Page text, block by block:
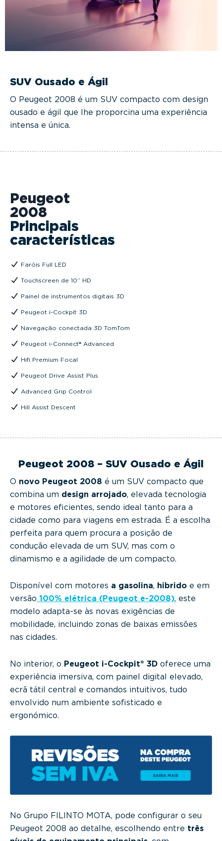
SUV Ousado e Ágil
O Peugeot 2008 é um SUV compacto com design
ousado e ágil que lhe proporcina uma experiência
intensa e única.
Peugeot
2008
Principais
características
Faróis Full LED
Touchscreen de 10’’ HD
Painel de instrumentos digitais 3D
Peugeot i-Cockpit 3D
Navegação conectada 3D TomTom
Peugeot i-Connect® Advanced
Hifi Premium Focal
Peugeot Drive Assist Plus
Advanced Grip Control
Hill Assist Descent
Peugeot 2008 – SUV Ousado e Ágil
O novo Peugeot 2008 é um SUV compacto que
combina um design arrojado, elevada tecnologia
e motores eficientes, sendo ideal tanto para a
cidade como para viagens em estrada. É a escolha
perfeita para quem procura a posição de
condução elevada de um SUV, mas com o
dinamismo e a agilidade de um compacto.
Disponível com motores a gasolina, hibrido e em
versão 100% elétrica (Peugeot e-2008), este
modelo adapta-se às novas exigências de
mobilidade, incluindo zonas de baixas emissões
nas cidades.
No interior, o Peugeot i-Cockpit® 3D oferece uma
experiência imersiva, com painel digital elevado,
ecrã tátil central e comandos intuitivos, tudo
envolvido num ambiente sofisticado e
ergonómico.
No Grupo FILINTO MOTA, pode configurar o seu
Peugeot 2008 ao detalhe, escolhendo entre três